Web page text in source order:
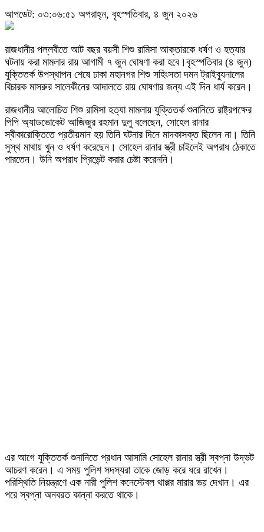
আপডেট: ০৩:০৬:৫১ অপরাহ্ন, বৃহস্পতিবার, ৪ জুন ২০২৬
রাজধানীর পল্লবীতে আট বছর বয়সী শিশু রামিসা আক্তারকে ধর্ষণ ও হত্যার
ঘটনায় করা মামলার রায় আগামী ৭ জুন ঘোষণা করা হবে।বৃহস্পতিবার (৪ জুন)
যুক্তিতর্ক উপস্থাপন শেষে ঢাকা মহানগর শিশু সহিংসতা দমন ট্রাইব্যুনালের
বিচারক মাসরুর সালেকীনের আদালতে রায় ঘোষণার জন্য এই দিন ধার্য করেন।
রাজধানীর আলোচিত শিশু রামিসা হত্যা মামলায় যুক্তিতর্ক শুনানিতে রাষ্ট্রপক্ষের
পিপি অ্যাডভোকেট আজিজুর রহমান দুলু বলেছেন, সোহেল রানার
স্বীকারোক্তিতে প্রতীয়মান হয় তিনি ঘটনার দিনে মাদকাসক্ত ছিলেন না। তিনি
সুস্থ মাথায় খুন ও ধর্ষণ করেছেন। সোহেল রানার স্ত্রী চাইলেই অপরাধ ঠেকাতে
পারতেন। উনি অপরাধ প্রিভেন্ট করার চেষ্টা করেননি।
এর আগে যুক্তিতর্ক শুনানিতে প্রধান আসামি সোহেল রানার স্ত্রী স্বপ্না উদ্ভট
আচরণ করেন। এ সময় পুলিশ সদস্যরা তাকে জোড় করে ধরে রাখেন।
পরিস্থিতি নিয়ন্ত্রণে এক নারী পুলিশ কনেস্টেবল থাপ্পর মারার ভয় দেখান। এর
পরে স্বপ্না অনবরত কান্না করতে থাকে।